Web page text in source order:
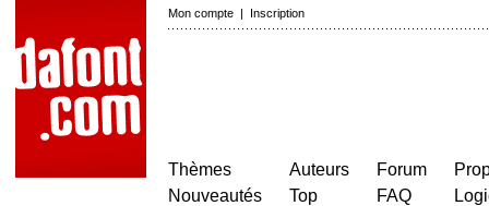
Mon compte | Inscription
Thèmes
Nouveautés
Auteurs
Top
Forum
FAQ